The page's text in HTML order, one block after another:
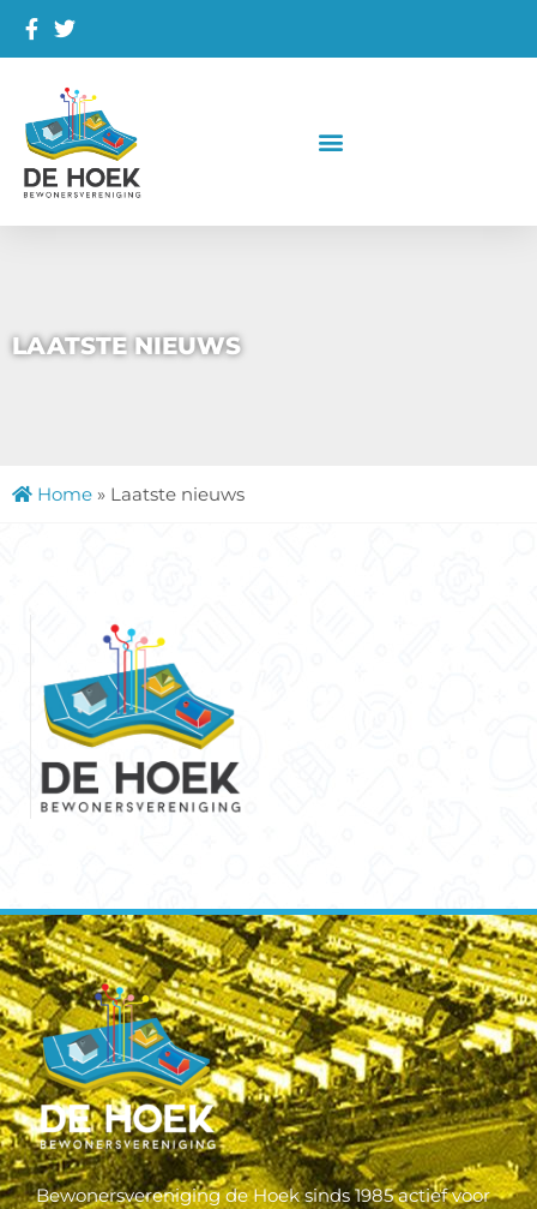
LAATSTE NIEUWS
Home » Laatste nieuws
Bewonersvereniging de Hoek sinds 1985 actief voor